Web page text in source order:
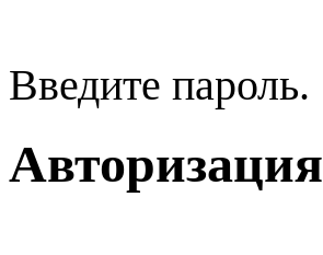
Введите пароль.
Авторизация